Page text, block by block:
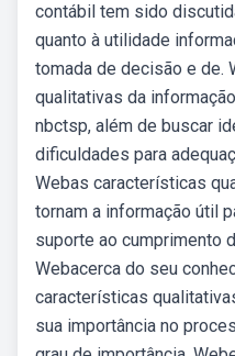
contábil tem sido
quanto à utilidade
tomada de decisão e de.
qualitativas da
nbctsp, além de buscar
dificuldades para
Webas características
tornam a informação útil
suporte ao cumprimento
Webacerca do seu
características
sua importância no